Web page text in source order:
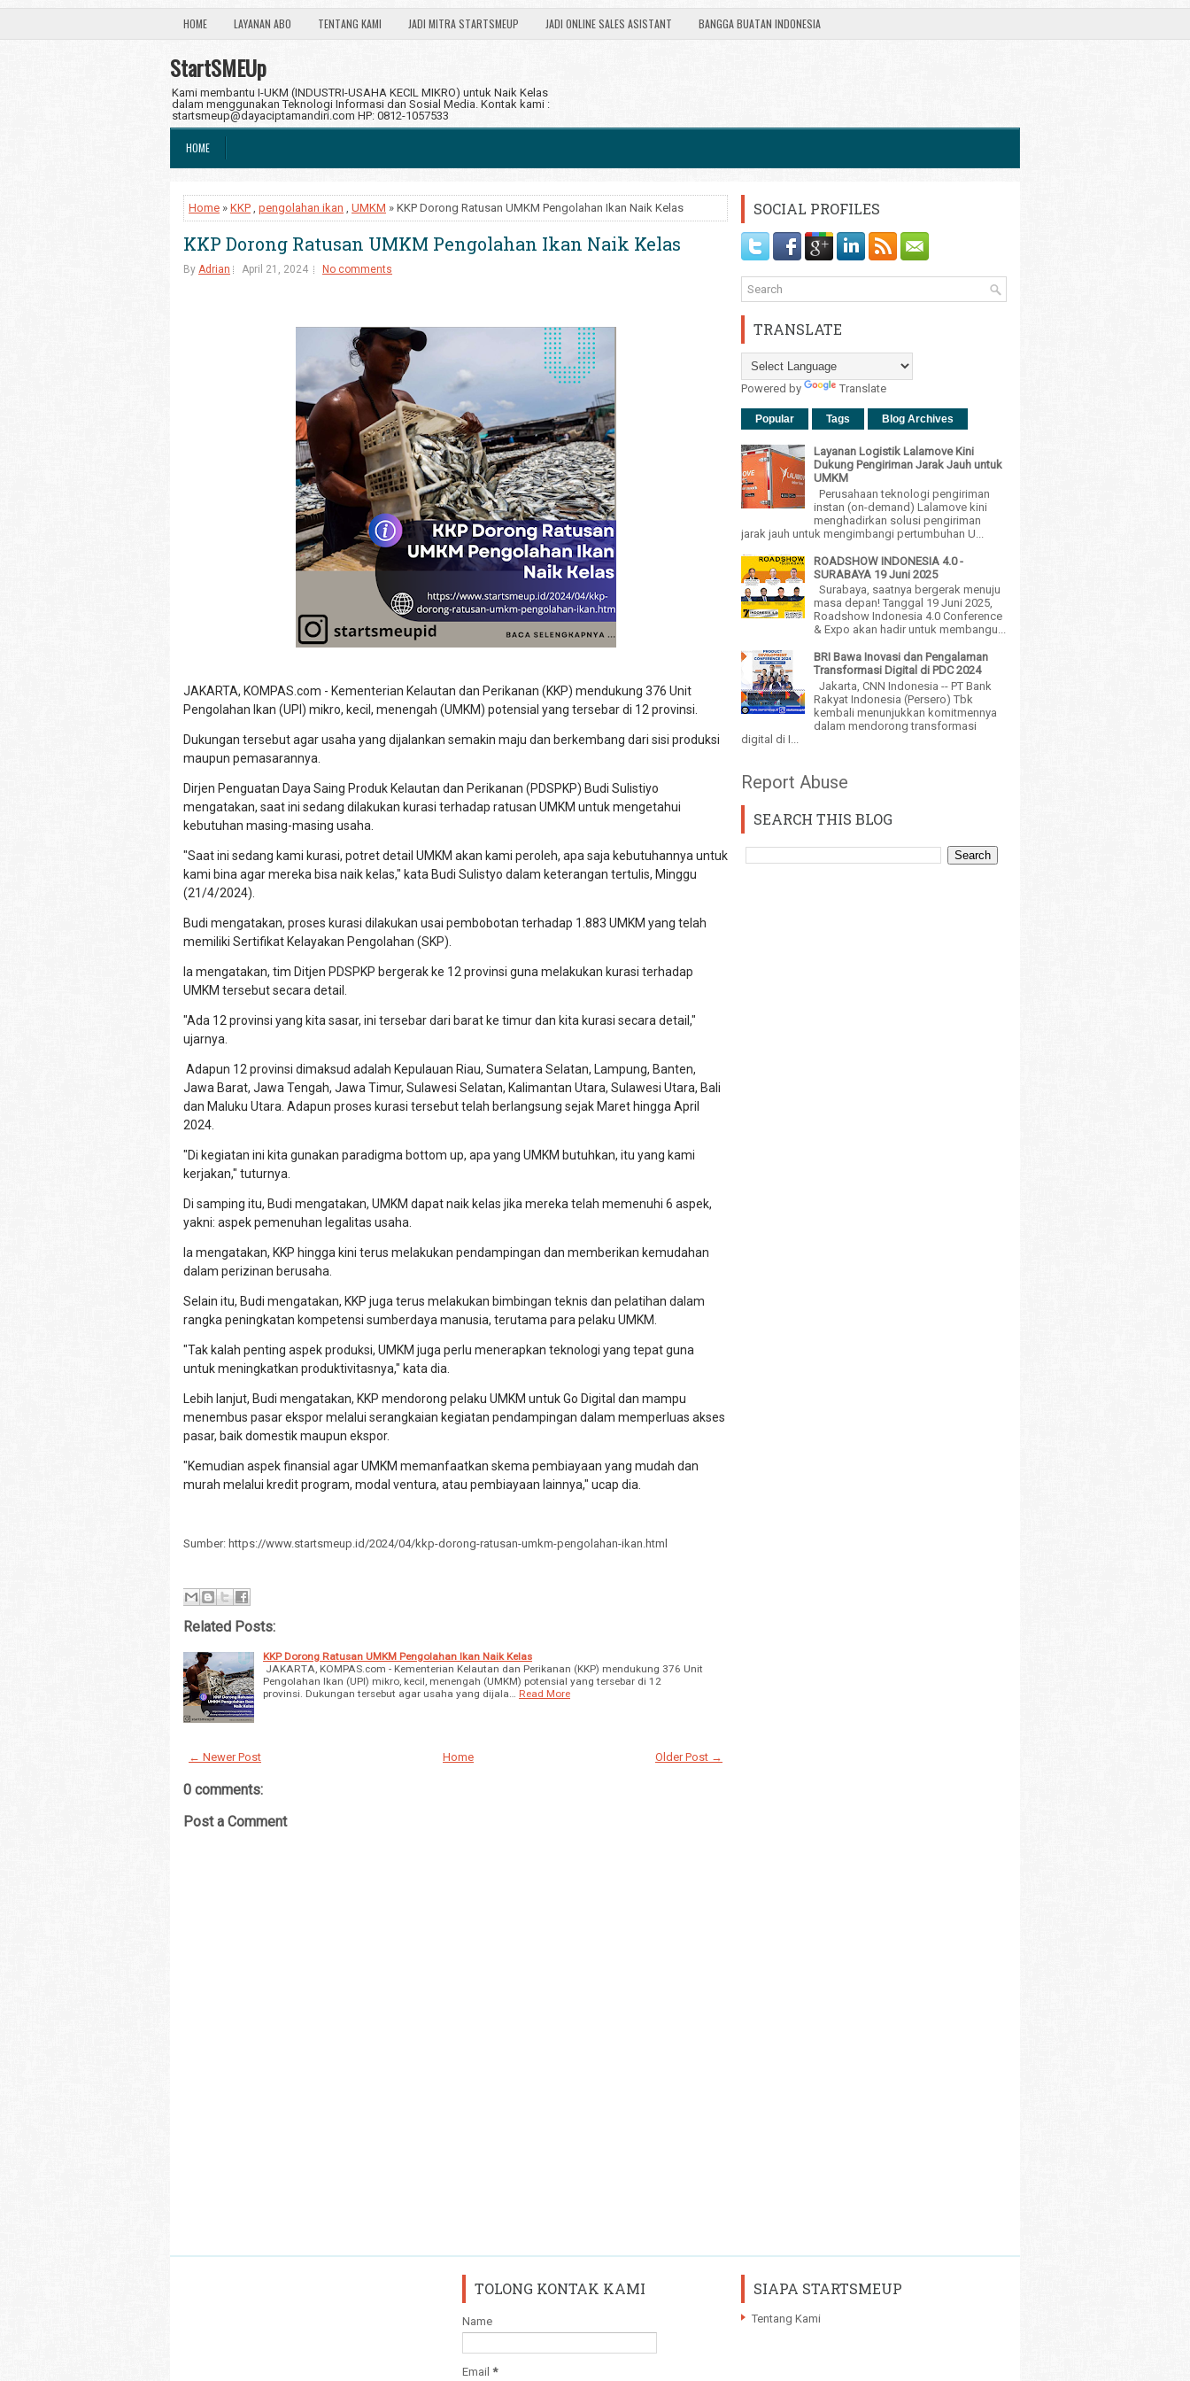
HOME LAYANAN ABO TENTANG KAMI JADI MITRA STARTSMEUP JADI ONLINE SALES ASISTANT BANGGA BUATAN INDONESIA
StartSMEUp
Kami membantu I-UKM (INDUSTRI-USAHA KECIL MIKRO) untuk Naik Kelas
dalam menggunakan Teknologi Informasi dan Sosial Media. Kontak kami :
startsmeup@dayaciptamandiri.com HP: 0812-1057533
HOME
Home » KKP , pengolahan ikan , UMKM » KKP Dorong Ratusan UMKM Pengolahan Ikan Naik Kelas
KKP Dorong Ratusan UMKM Pengolahan Ikan Naik Kelas
By Adrian April 21, 2024 No comments
JAKARTA, KOMPAS.com - Kementerian Kelautan dan Perikanan (KKP) mendukung 376 Unit
Pengolahan Ikan (UPI) mikro, kecil, menengah (UMKM) potensial yang tersebar di 12 provinsi.
Dukungan tersebut agar usaha yang dijalankan semakin maju dan berkembang dari sisi produksi
maupun pemasarannya.
Dirjen Penguatan Daya Saing Produk Kelautan dan Perikanan (PDSPKP) Budi Sulistiyo
mengatakan, saat ini sedang dilakukan kurasi terhadap ratusan UMKM untuk mengetahui
kebutuhan masing-masing usaha.
"Saat ini sedang kami kurasi, potret detail UMKM akan kami peroleh, apa saja kebutuhannya untuk
kami bina agar mereka bisa naik kelas," kata Budi Sulistyo dalam keterangan tertulis, Minggu
(21/4/2024).
Budi mengatakan, proses kurasi dilakukan usai pembobotan terhadap 1.883 UMKM yang telah
memiliki Sertifikat Kelayakan Pengolahan (SKP).
Ia mengatakan, tim Ditjen PDSPKP bergerak ke 12 provinsi guna melakukan kurasi terhadap
UMKM tersebut secara detail.
"Ada 12 provinsi yang kita sasar, ini tersebar dari barat ke timur dan kita kurasi secara detail,"
ujarnya.
Adapun 12 provinsi dimaksud adalah Kepulauan Riau, Sumatera Selatan, Lampung, Banten,
Jawa Barat, Jawa Tengah, Jawa Timur, Sulawesi Selatan, Kalimantan Utara, Sulawesi Utara, Bali
dan Maluku Utara. Adapun proses kurasi tersebut telah berlangsung sejak Maret hingga April
2024.
"Di kegiatan ini kita gunakan paradigma bottom up, apa yang UMKM butuhkan, itu yang kami
kerjakan," tuturnya.
Di samping itu, Budi mengatakan, UMKM dapat naik kelas jika mereka telah memenuhi 6 aspek,
yakni: aspek pemenuhan legalitas usaha.
Ia mengatakan, KKP hingga kini terus melakukan pendampingan dan memberikan kemudahan
dalam perizinan berusaha.
Selain itu, Budi mengatakan, KKP juga terus melakukan bimbingan teknis dan pelatihan dalam
rangka peningkatan kompetensi sumberdaya manusia, terutama para pelaku UMKM.
"Tak kalah penting aspek produksi, UMKM juga perlu menerapkan teknologi yang tepat guna
untuk meningkatkan produktivitasnya," kata dia.
Lebih lanjut, Budi mengatakan, KKP mendorong pelaku UMKM untuk Go Digital dan mampu
menembus pasar ekspor melalui serangkaian kegiatan pendampingan dalam memperluas akses
pasar, baik domestik maupun ekspor.
"Kemudian aspek finansial agar UMKM memanfaatkan skema pembiayaan yang mudah dan
murah melalui kredit program, modal ventura, atau pembiayaan lainnya," ucap dia.
Sumber: https://www.startsmeup.id/2024/04/kkp-dorong-ratusan-umkm-pengolahan-ikan.html
Related Posts:
KKP Dorong Ratusan UMKM Pengolahan Ikan Naik Kelas
JAKARTA, KOMPAS.com - Kementerian Kelautan dan Perikanan (KKP) mendukung 376 Unit
Pengolahan Ikan (UPI) mikro, kecil, menengah (UMKM) potensial yang tersebar di 12
provinsi. Dukungan tersebut agar usaha yang dijala…
Read More
← Newer Post Older Post →
Home
0 comments:
Post a Comment
SOCIAL PROFILES
TRANSLATE
Powered by Translate
Popular Tags Blog Archives
Layanan Logistik Lalamove Kini
Dukung Pengiriman Jarak Jauh untuk
UMKM
Perusahaan teknologi pengiriman
instan (on-demand) Lalamove kini
menghadirkan solusi pengiriman
jarak jauh untuk mengimbangi pertumbuhan U...
ROADSHOW INDONESIA 4.0 -
SURABAYA 19 Juni 2025
Surabaya, saatnya bergerak menuju
masa depan! Tanggal 19 Juni 2025,
Roadshow Indonesia 4.0 Conference
& Expo akan hadir untuk membangu...
BRI Bawa Inovasi dan Pengalaman
Transformasi Digital di PDC 2024
Jakarta, CNN Indonesia -- PT Bank
Rakyat Indonesia (Persero) Tbk
kembali menunjukkan komitmennya
dalam mendorong transformasi
digital di I...
Report Abuse
SEARCH THIS BLOG
TOLONG KONTAK KAMI
Name
Email *
SIAPA STARTSMEUP
Tentang Kami